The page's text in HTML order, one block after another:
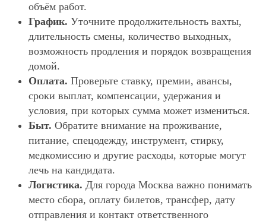
объём работ.
График. Уточните продолжительность вахты,
длительность смены, количество выходных,
возможность продления и порядок возвращения
домой.
Оплата. Проверьте ставку, премии, авансы,
сроки выплат, компенсации, удержания и
условия, при которых сумма может измениться.
Быт. Обратите внимание на проживание,
питание, спецодежду, инструмент, стирку,
медкомиссию и другие расходы, которые могут
лечь на кандидата.
Логистика. Для города Москва важно понимать
место сбора, оплату билетов, трансфер, дату
отправления и контакт ответственного